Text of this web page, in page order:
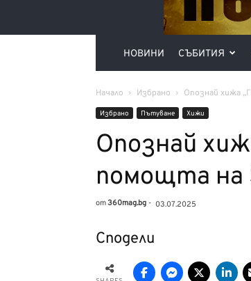
НОВИНИ СЪБИТИЯ
Начало Избрано Опознай хижа
Избрано Пътуване Хижи
Опознай
помощта на
от360mag.bg - 03.07.2025
Сподели